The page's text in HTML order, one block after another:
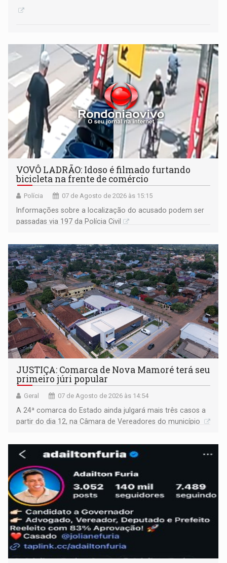
VOVÔ LADRÃO: Idoso é filmado furtando
bicicleta na frente de comércio
Polícia 07 de Agosto de 2026 às 15:15
Informações sobre a localização do acusado podem ser
passadas via 197 da Polícia Civil
JUSTIÇA: Comarca de Nova Mamoré terá seu
primeiro júri popular
Geral 07 de Agosto de 2026 às 14:54
A 24ª comarca do Estado ainda julgará mais três casos a
partir do dia 12, na Câmara de Vereadores do município